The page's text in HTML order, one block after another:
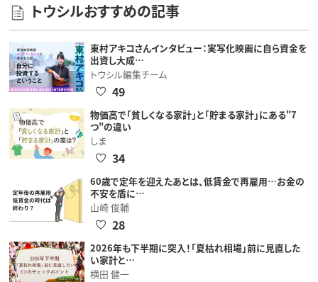
トウシルおすすめの記事
東村アキコさんインタビュー：実写化映画に自ら資金を
出資し大成…
トウシル編集チーム
49
物価高で「貧しくなる家計」と「貯まる家計」にある"7
つ"の違い
しま
34
60歳で定年を迎えたあとは、低賃金で再雇用…お金の
不安を盾に…
山崎 俊輔
28
2026年も下半期に突入！「夏枯れ相場」前に見直した
い家計と…
横田 健一